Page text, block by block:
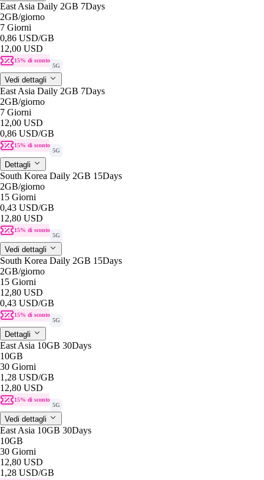
East Asia Daily 2GB 7Days
2GB/giorno
7 Giorni
0,86 USD/GB
12,00 USD
15% di sconto
5G
Vedi dettagli
East Asia Daily 2GB 7Days
2GB/giorno
7 Giorni
12,00 USD
0,86 USD/GB
15% di sconto
5G
Dettagli
South Korea Daily 2GB 15Days
2GB/giorno
15 Giorni
0,43 USD/GB
12,80 USD
15% di sconto
5G
Vedi dettagli
South Korea Daily 2GB 15Days
2GB/giorno
15 Giorni
12,80 USD
0,43 USD/GB
15% di sconto
5G
Dettagli
East Asia 10GB 30Days
10GB
30 Giorni
1,28 USD/GB
12,80 USD
15% di sconto
5G
Vedi dettagli
East Asia 10GB 30Days
10GB
30 Giorni
12,80 USD
1,28 USD/GB